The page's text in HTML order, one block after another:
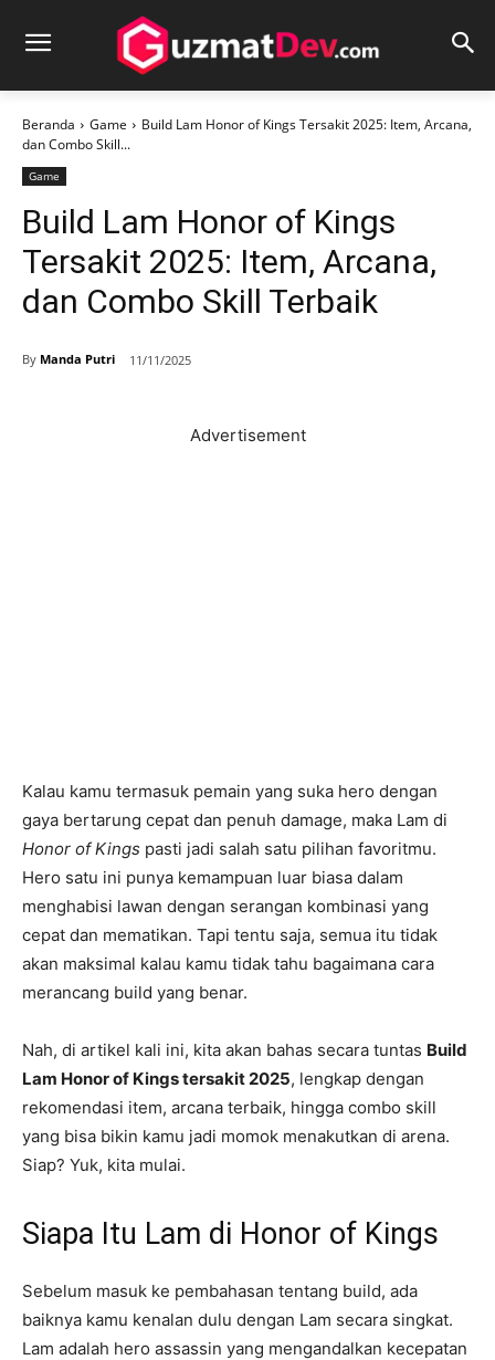
Beranda Game
Build Lam Honor of Kings Tersakit 2025: Item, Arcana,
dan Combo Skill...
Game
Build Lam Honor of Kings
Tersakit 2025: Item, Arcana,
dan Combo Skill Terbaik
By Manda Putri 11/11/2025
Advertisement
Kalau kamu termasuk pemain yang suka hero dengan
gaya bertarung cepat dan penuh damage, maka Lam di
Honor of Kings pasti jadi salah satu pilihan favoritmu.
Hero satu ini punya kemampuan luar biasa dalam
menghabisi lawan dengan serangan kombinasi yang
cepat dan mematikan. Tapi tentu saja, semua itu tidak
akan maksimal kalau kamu tidak tahu bagaimana cara
merancang build yang benar.
Nah, di artikel kali ini, kita akan bahas secara tuntas Build
Lam Honor of Kings tersakit 2025, lengkap dengan
rekomendasi item, arcana terbaik, hingga combo skill
yang bisa bikin kamu jadi momok menakutkan di arena.
Siap? Yuk, kita mulai.
Siapa Itu Lam di Honor of Kings
Sebelum masuk ke pembahasan tentang build, ada
baiknya kamu kenalan dulu dengan Lam secara singkat.
Lam adalah hero assassin yang mengandalkan kecepatan